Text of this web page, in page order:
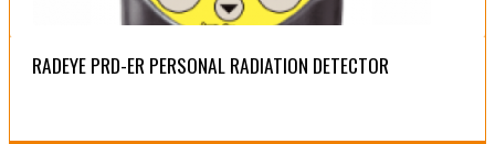
RADEYE PRD-ER PERSONAL RADIATION DETECTOR